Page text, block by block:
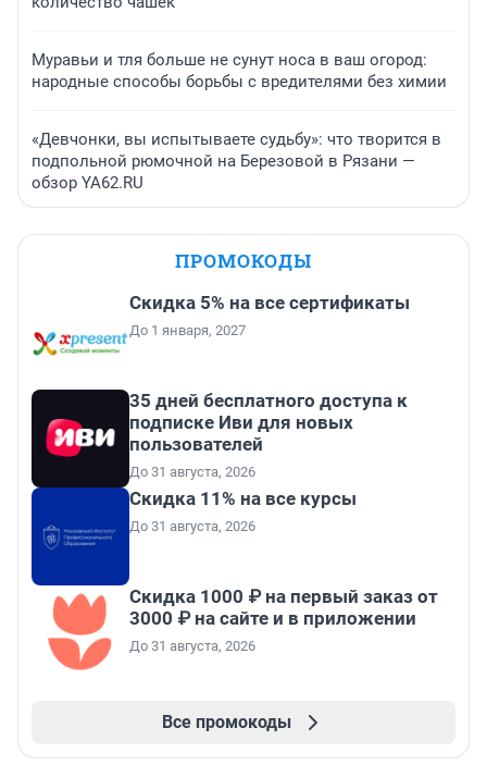
Муравьи и тля больше не сунут носа в ваш огород:
народные способы борьбы с вредителями без химии
«Девчонки, вы испытываете судьбу»: что творится в
подпольной рюмочной на Березовой в Рязани —
обзор YA62.RU
ПРОМОКОДЫ
Скидка 5% на все сертификаты
До 1 января, 2027
35 дней бесплатного доступа к
подписке Иви для новых
пользователей
До 31 августа, 2026
Скидка 11% на все курсы
До 31 августа, 2026
Скидка 1000 ₽ на первый заказ от
3000 ₽ на сайте и в приложении
До 31 августа, 2026
Все промокоды